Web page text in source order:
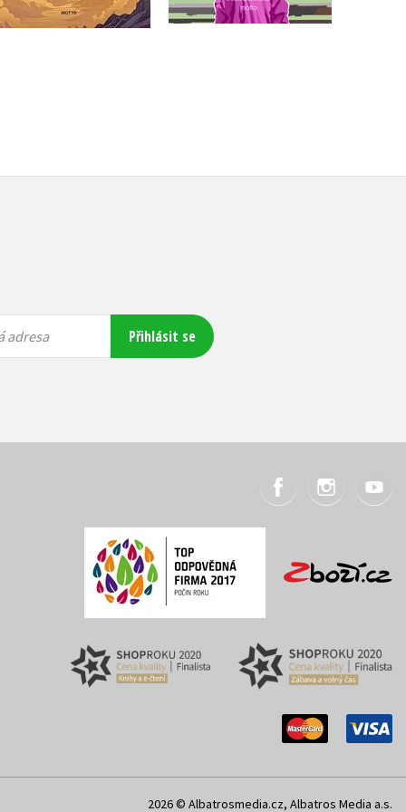
adresa Přihlásit se
2026 © Albatrosmedia.cz, Albatros Media a.s.